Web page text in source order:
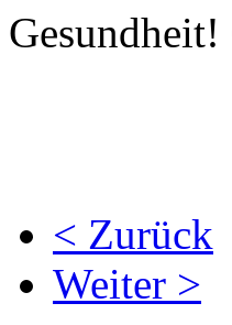
< Zurück
Weiter >